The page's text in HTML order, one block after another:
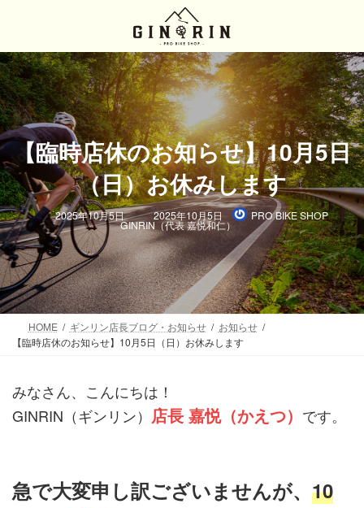
ン
ツ
へ
ス
キ
ッ
プ
ー
シ
ョ
ン
に
移
動【臨時店休のお知らせ】10月5日
（日）お休みします
2025年10月5日 最
終
更
新
日
時
:
2025年10月5日 PRO BIKE SHOP
GINRIN（代表 嘉悦和仁）
HOME ギンリン店長ブログ・お知らせ
お知らせ
【臨時店休のお知らせ】10月5日（日）お休みします
みなさん、こんにちは！
GINRIN（ギンリン） 店長 嘉悦（かえつ） です。
急で大変申し訳ございませんが、 10